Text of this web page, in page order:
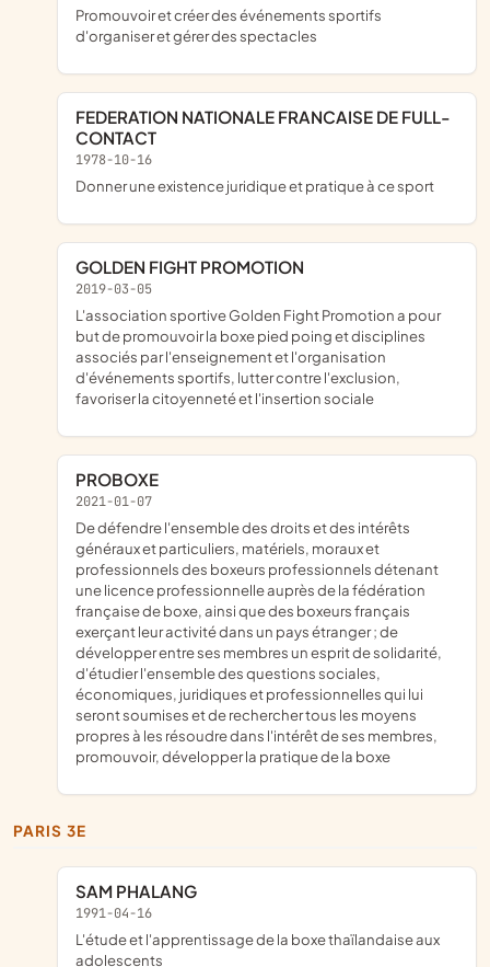
promouvoir et créer des événements sportifs
d'organiser et gérer des spectacles
FEDERATION NATIONALE FRANCAISE DE FULL-
CONTACT
1978-10-16
donner une existence juridique et pratique à ce sport
GOLDEN FIGHT PROMOTION
2019-03-05
l'association sportive Golden Fight Promotion a pour
but de promouvoir la boxe pied poing et disciplines
associés par l'enseignement et l'organisation
d'événements sportifs, lutter contre l'exclusion,
favoriser la citoyenneté et l'insertion sociale
PROBOXE
2021-01-07
de défendre l'ensemble des droits et des intérêts
généraux et particuliers, matériels, moraux et
professionnels des boxeurs professionnels détenant
une licence professionnelle auprès de la fédération
française de boxe, ainsi que des boxeurs français
exerçant leur activité dans un pays étranger ; de
développer entre ses membres un esprit de solidarité,
d'étudier l'ensemble des questions sociales,
économiques, juridiques et professionnelles qui lui
seront soumises et de rechercher tous les moyens
propres à les résoudre dans l'intérêt de ses membres,
promouvoir, développer la pratique de la boxe
PARIS 3E
SAM PHALANG
1991-04-16
l'étude et l'apprentissage de la boxe thaïlandaise aux
adolescents